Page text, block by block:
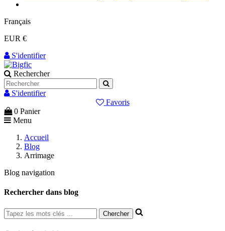
Français
EUR €
S'identifier
Rechercher
S'identifier
Favoris
0 Panier
Menu
Accueil
Blog
Arrimage
Blog navigation
Rechercher dans blog